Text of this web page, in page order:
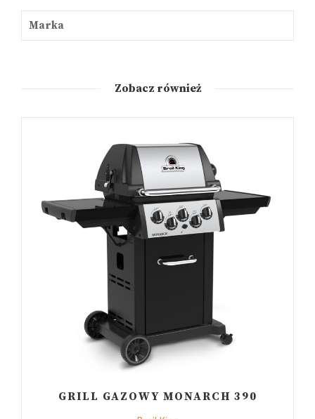
Marka
Zobacz również
GRILL GAZOWY MONARCH 390